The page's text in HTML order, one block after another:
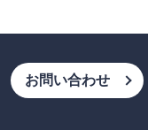
お問い合わせ